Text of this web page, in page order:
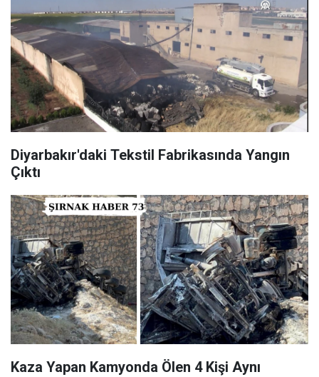
Diyarbakır'daki Tekstil Fabrikasında Yangın
Çıktı
Kaza Yapan Kamyonda Ölen 4 Kişi Aynı